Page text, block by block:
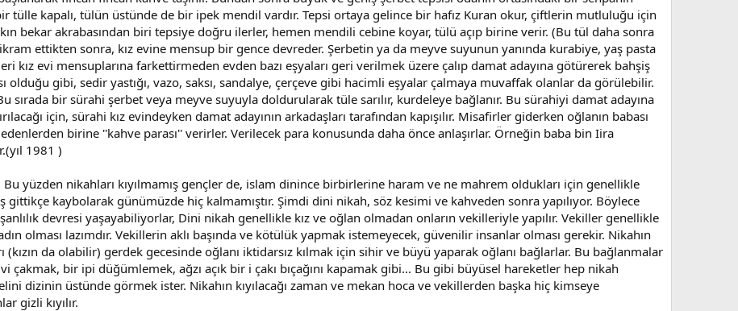
tülle kapalı, tülün üstünde de bir ipek mendil vardır. Tepsi ortaya gelince bir hafız Kuran okur, çiftlerin mutluluğu için
bekar akrabasından biri tepsiye doğru ilerler, hemen mendili cebine koyar, tülü açıp birine verir. (Bu tül daha sonra
ettikten sonra, kız evine mensup bir gence devreder. Şerbetin ya da meyve suyunun yanında kurabiye, yaş pasta
kız evi mensuplarına farkettirmeden evden bazı eşyaları geri verilmek üzere çalıp damat adayına götürerek bahşiş
olduğu gibi, sedir yastığı, vazo, saksı, sandalye, çerçeve gibi hacimli eşyalar çalmaya muvaffak olanlar da görülebilir.
sırada bir sürahi şerbet veya meyve suyuyla doldurularak tüle sarılır, kurdeleye bağlanır. Bu sürahiyi damat adayına
için, sürahi kız evindeyken damat adayının arkadaşları tarafından kapışılır. Misafirler giderken oğlanın babası
birine ''kahve parası'' verirler. Verilecek para konusunda daha önce anlaşırlar. Örneğin baba bin Iira
1981 )
Bu yüzden nikahları kıyılmamış gençler de, islam dinince birbirlerine haram ve ne mahrem oldukları için genellikle
kaybolarak günümüzde hiç kalmamıştır. Şimdi dini nikah, söz kesimi ve kahveden sonra yapılıyor. Böylece
devresi yaşayabiliyorlar, Dini nikah genellikle kız ve oğlan olmadan onların vekilleriyle yapılır. Vekiller genellikle
olması lazımdır. Vekillerin aklı başında ve kötülük yapmak istemeyecek, güvenilir insanlar olması gerekir. Nikahın
(kızın da olabilir) gerdek gecesinde oğlanı iktidarsız kılmak için sihir ve büyü yaparak oğlanı bağlarlar. Bu bağlanmalar
çakmak, bir ipi düğümlemek, ağzı açık bir i çakı bıçağını kapamak gibi... Bu gibi büyüsel hareketler hep nikah
dizinin üstünde görmek ister. Nikahın kıyılacağı zaman ve mekan hoca ve vekillerden başka hiç kimseye
gizli kıyılır.